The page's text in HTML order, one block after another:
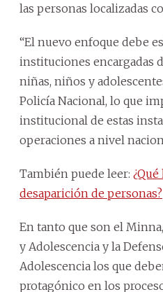
las personas localizadas
“El nuevo enfoque debe
instituciones encargadas
niñas, niños y
Policía Nacional, lo que
institucional de estas
operaciones a nivel
También puede leer:
desaparición de personas?
En tanto que son el
y Adolescencia y la
Adolescencia los que
protagónico en los